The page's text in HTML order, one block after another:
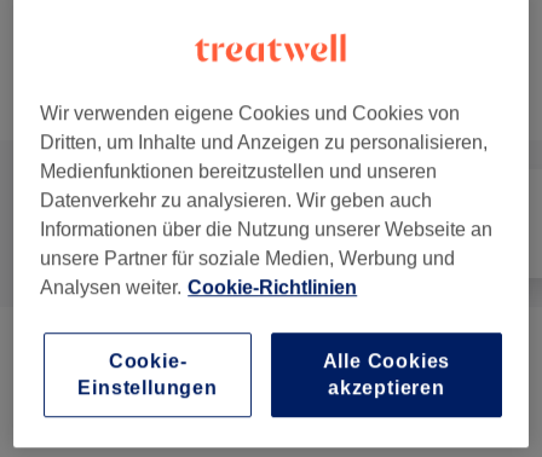
Alle Services
Alle Friseur Gesicht
Damen - Haarschnitte & Stylings (9) ab 20 €
Damen - Coloration & Farbe (11) ab 95 €
Wir verwenden eigene Cookies und Cookies von
Dritten, um Inhalte und Anzeigen zu personalisieren,
Medienfunktionen bereitzustellen und unseren
Datenverkehr zu analysieren. Wir geben auch
Informationen über die Nutzung unserer Webseite an
unsere Partner für soziale Medien, Werbung und
Analysen weiter. Cookie-Richtlinien
Cookie-
Einstellungen
Alle Cookies
akzeptieren